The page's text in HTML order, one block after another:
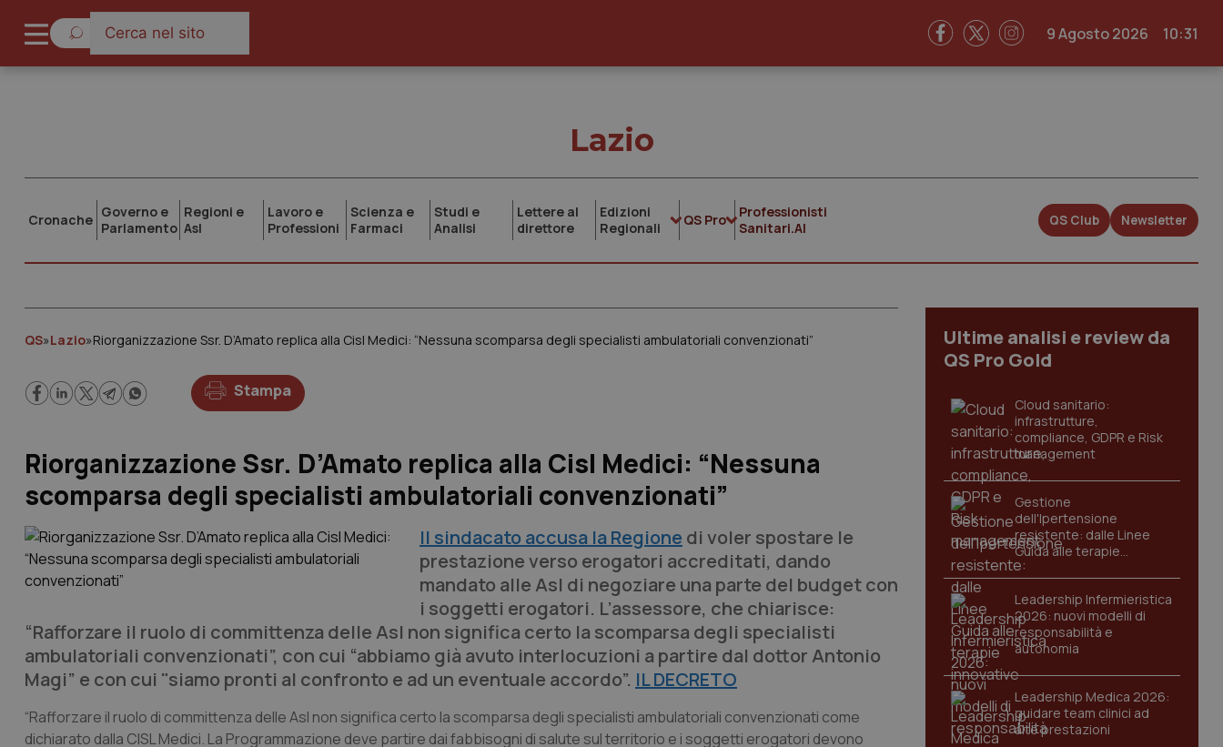
9 Agosto 2026 10:31
Lazio
Cronache Governo e
Parlamento
Regioni e
Asl
Lavoro e
Professioni
Scienza e
Farmaci
Studi e
Analisi
Lettere al
direttore
Edizioni
Regionali
QS Pro
Professionisti
Sanitari.AI
QS Club Newsletter
QS»Lazio»Riorganizzazione Ssr. D’Amato replica alla Cisl Medici: “Nessuna scomparsa degli specialisti ambulatoriali convenzionati”
Stampa
Riorganizzazione Ssr. D’Amato replica alla Cisl Medici: “Nessuna
scomparsa degli specialisti ambulatoriali convenzionati”
Il sindacato accusa la Regione di voler spostare le
prestazione verso erogatori accreditati, dando
mandato alle Asl di negoziare una parte del budget con
i soggetti erogatori. L’assessore, che chiarisce:
“Rafforzare il ruolo di committenza delle Asl non significa certo la scomparsa degli specialisti
ambulatoriali convenzionati”, con cui “abbiamo già avuto interlocuzioni a partire dal dottor Antonio
Magi” e con cui "siamo pronti al confronto e ad un eventuale accordo”. IL DECRETO
“Rafforzare il ruolo di committenza delle Asl non significa certo la scomparsa degli specialisti ambulatoriali convenzionati come
dichiarato dalla CISL Medici. La Programmazione deve partire dai fabbisogni di salute sul territorio e i soggetti erogatori devono
Ultime analisi e review da
QS Pro Gold
Cloud sanitario:
infrastrutture,
compliance, GDPR e Risk
management
Gestione
dell'Ipertensione
resistente: dalle Linee
Guida alle terapie
innovative
Leadership Infermieristica
2026: nuovi modelli di
responsabilità e
autonomia
Leadership Medica 2026:
guidare team clinici ad
alte prestazioni